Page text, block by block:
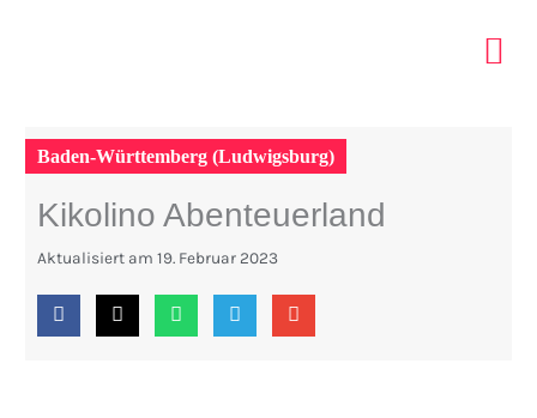
Baden-Württemberg (Ludwigsburg)
Kikolino Abenteuerland
Aktualisiert am 19. Februar 2023